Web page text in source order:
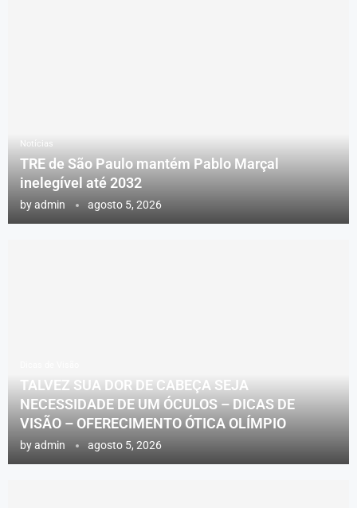
Notícias
TRE de São Paulo mantém Pablo Marçal
inelegível até 2032
byadmin agosto 5, 2026
TALVEZ SUA DOR DE CABEÇA SEJA
NECESSIDADE DE UM ÓCULOS – DICAS DE
VISÃO – OFERECIMENTO ÓTICA OLÍMPIO
byadmin agosto 5, 2026